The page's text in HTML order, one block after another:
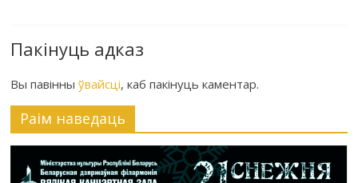
Пакінуць адказ
Вы павінныўвайсці, каб пакінуць каментар.
Раiм наведаць